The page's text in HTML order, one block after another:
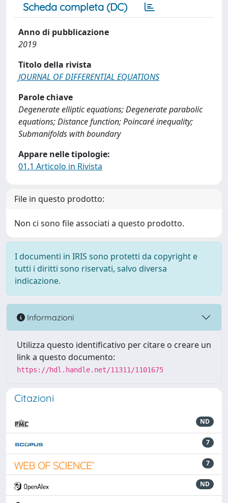
Scheda completa (DC)
Anno di pubblicazione
2019
Titolo della rivista
JOURNAL OF DIFFERENTIAL EQUATIONS
Parole chiave
Degenerate elliptic equations; Degenerate parabolic
equations; Distance function; Poincaré inequality;
Submanifolds with boundary
Appare nelle tipologie:
01.1 Articolo in Rivista
File in questo prodotto:
Non ci sono file associati a questo prodotto.
I documenti in IRIS sono protetti da copyright e
tutti i diritti sono riservati, salvo diversa
indicazione.
Informazioni
Utilizza questo identificativo per citare o creare un
link a questo documento:
https://hdl.handle.net/11311/1101675
Citazioni
ND
7
7
ND